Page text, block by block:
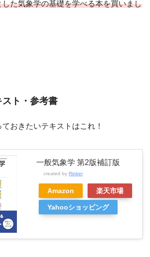
した気象学の基礎を学べる本を買いまし
ト・参考書
おきたいテキストはこれ！
一般気象学 第2版補訂版
created by Rinker
Amazon 楽天市場
Yahooショッピング